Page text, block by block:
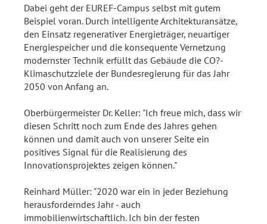
Dabei geht der EUREF-Campus selbst mit gutem
Beispiel voran. Durch intelligente Architekturansätze,
den Einsatz regenerativer Energieträger, neuartiger
Energiespeicher und die konsequente Vernetzung
modernster Technik erfüllt das Gebäude die CO?-
Klimaschutzziele der Bundesregierung für das Jahr
2050 von Anfang an.
Oberbürgermeister Dr. Keller: "Ich freue mich, dass wir
diesen Schritt noch zum Ende des Jahres gehen
können und damit auch von unserer Seite ein
positives Signal für die Realisierung des
Innovationsprojektes zeigen können."
Reinhard Müller: "2020 war ein in jeder Beziehung
herausforderndes Jahr - auch
immobilienwirtschaftlich. Ich bin der festen